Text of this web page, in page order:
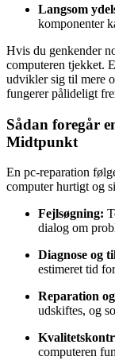
Langsom
komponenter
Hvis du genkender
computeren tjekket.
udvikler sig til mere
fungerer pålideligt
Sådan foregår
Midtpunkt
En pc-reparation
computer hurtigt og
Fejlsøgning:
dialog om
Diagnose og
estimeret tid
Reparation
udskiftes, og
computeren